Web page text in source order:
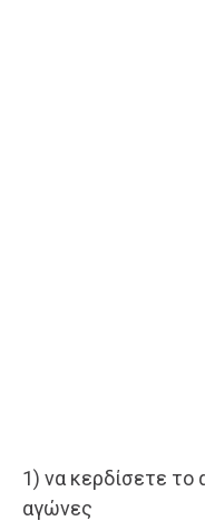
1) να κερδίσετε το
αγώνες